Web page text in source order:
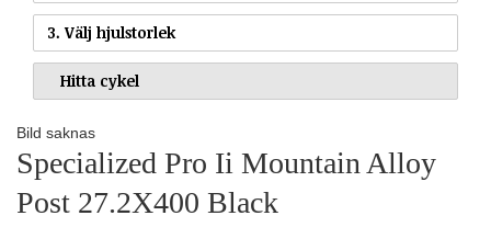
3. Välj hjulstorlek
Bild saknas
Specialized Pro Ii Mountain Alloy
Post 27.2X400 Black